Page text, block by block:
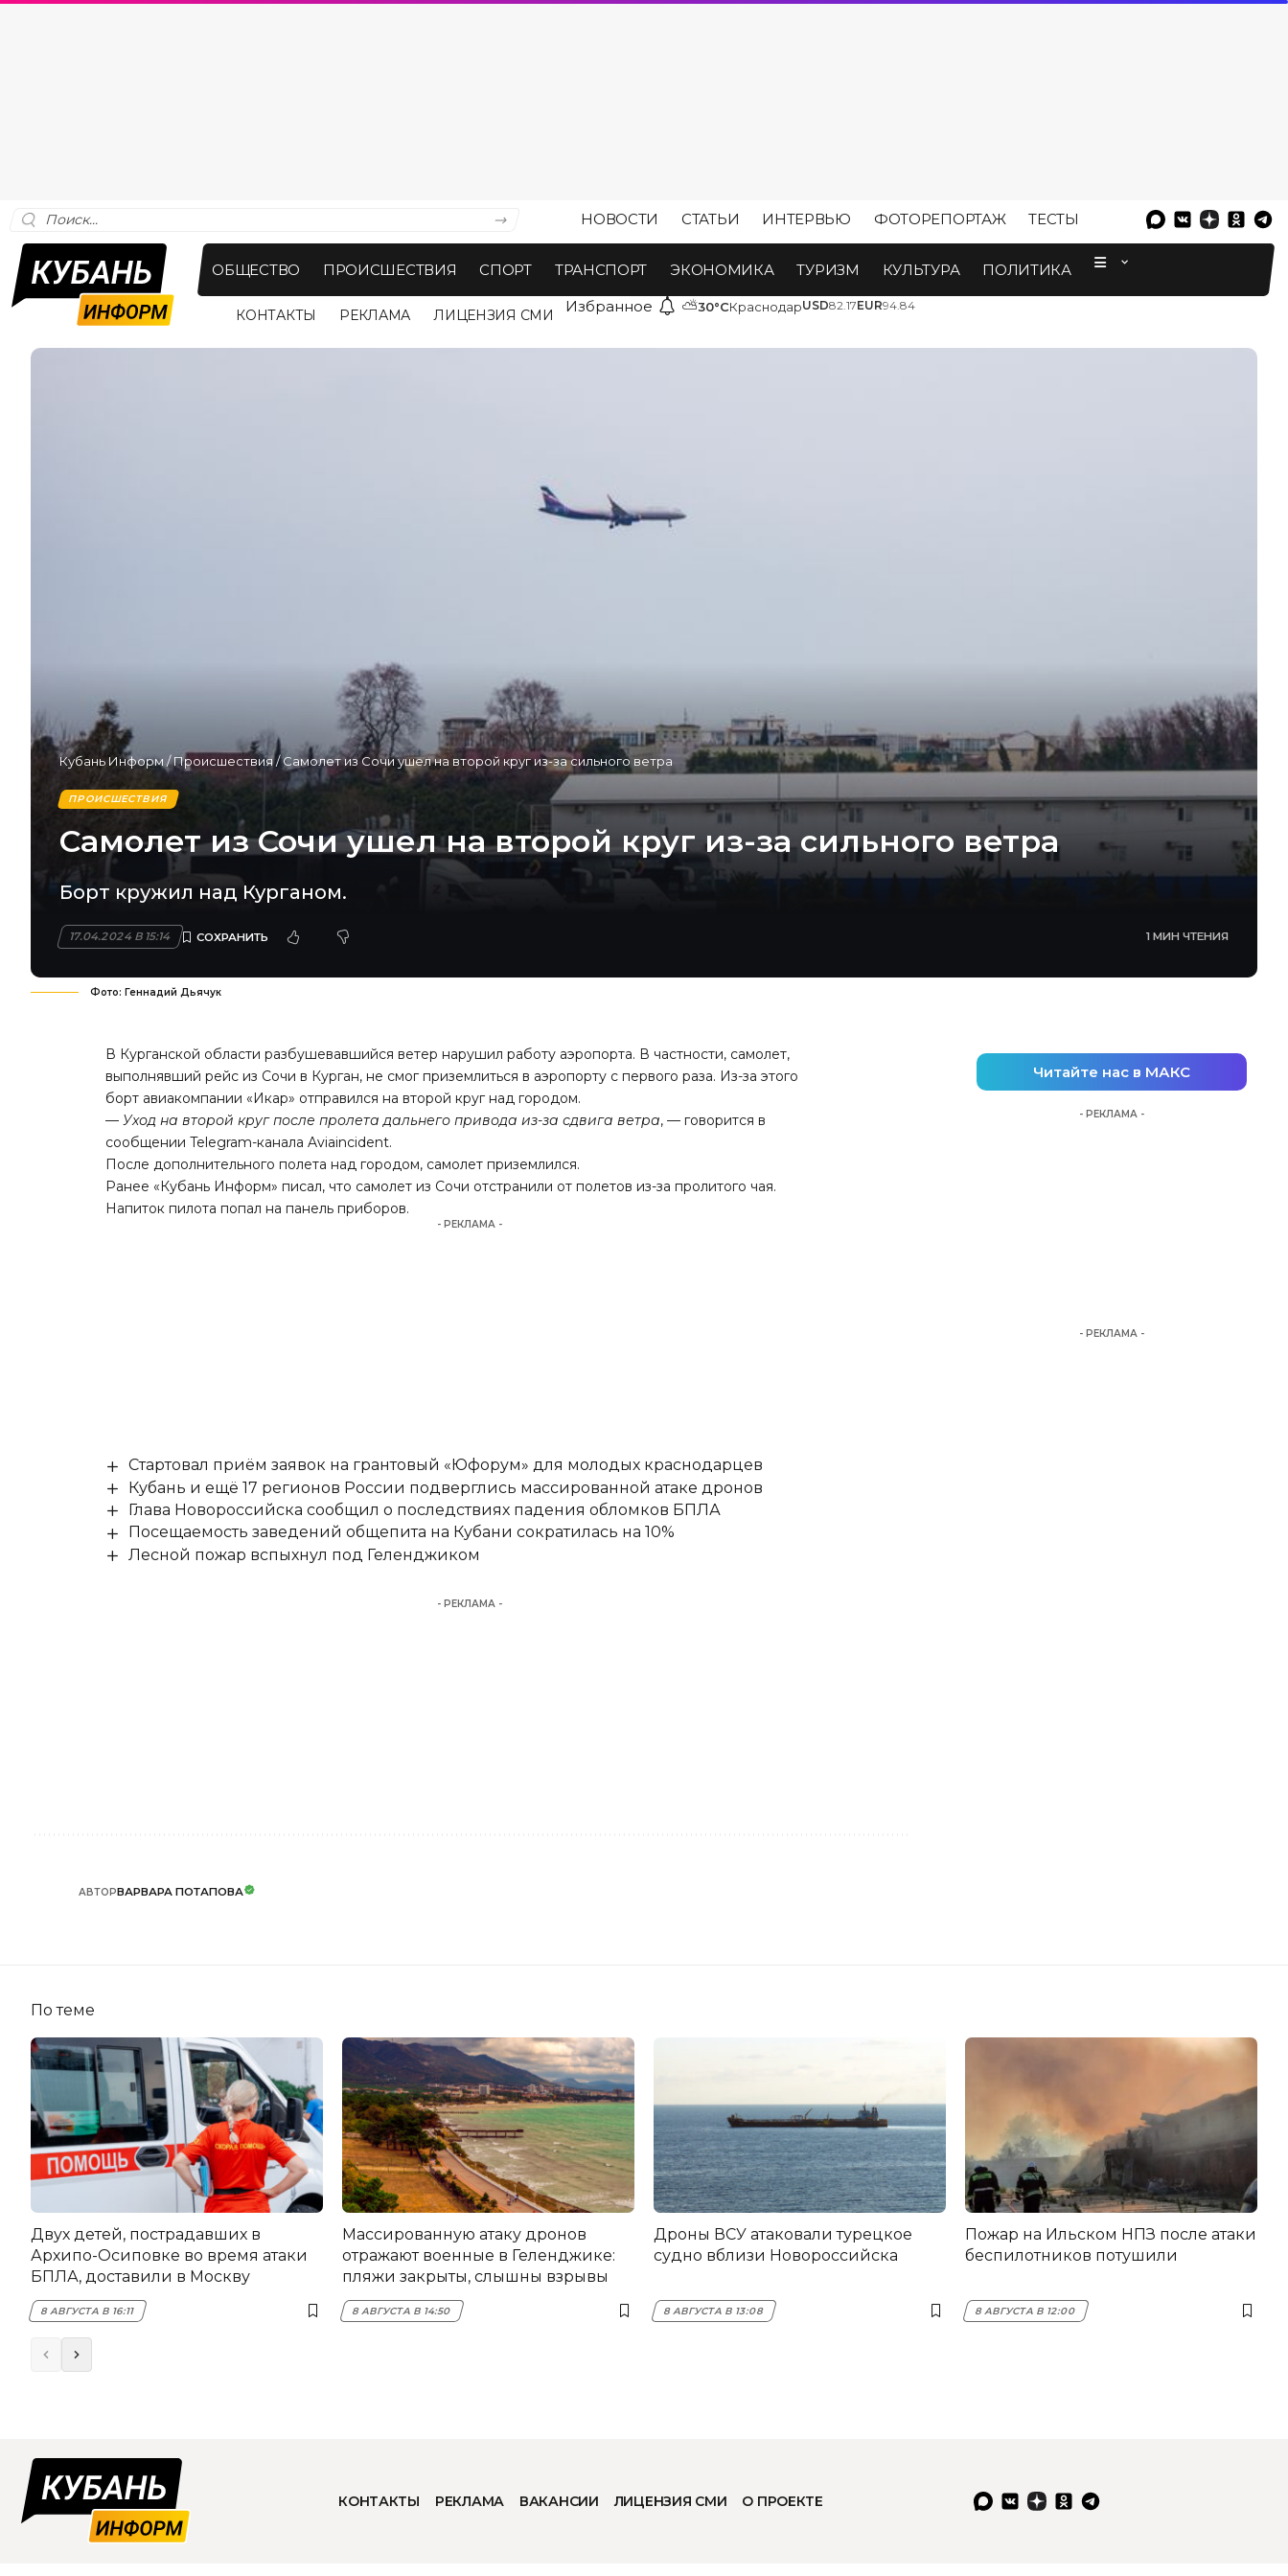
НОВОСТИ СТАТЬИ ИНТЕРВЬЮ ФОТОРЕПОРТАЖ ТЕСТЫ
ОБЩЕСТВО ПРОИСШЕСТВИЯ СПОРТ ТРАНСПОРТ ЭКОНОМИКА ТУРИЗМ КУЛЬТУРА ПОЛИТИКА
КОНТАКТЫ РЕКЛАМА ЛИЦЕНЗИЯ СМИ Избранное ⛅30°CКраснодарUSD82.17EUR94.84
Кубань Информ /Происшествия/Самолет из Сочи ушел на второй круг из-за сильного ветра
ПРОИСШЕСТВИЯ
Самолет из Сочи ушел на второй круг из-за сильного ветра
Борт кружил над Курганом.
17.04.2024 В 15:14 1 МИН ЧТЕНИЯ
Фото: Геннадий Дьячук
В Курганской области разбушевавшийся ветер нарушил работу аэропорта. В частности, самолет,
выполнявший рейс из Сочи в Курган, не смог приземлиться в аэропорту с первого раза. Из-за этого
борт авиакомпании «Икар» отправился на второй круг над городом.
—Уход на второй круг после пролета дальнего привода из-за сдвига ветра, — говорится в
сообщении Telegram-канала Aviaincident.
После дополнительного полета над городом, самолет приземлился.
Ранее «Кубань Информ» писал, что самолет из Сочи отстранили от полетов из-за пролитого чая.
Напиток пилота попал на панель приборов.
- РЕКЛАМА -
Стартовал приём заявок на грантовый «Юфорум» для молодых краснодарцев
Кубань и ещё 17 регионов России подверглись массированной атаке дронов
Глава Новороссийска сообщил о последствиях падения обломков БПЛА
Посещаемость заведений общепита на Кубани сократилась на 10%
Лесной пожар вспыхнул под Геленджиком
- РЕКЛАМА -
АВТОРВАРВАРА ПОТАПОВА
Читайте нас в МАКС
- РЕКЛАМА -
- РЕКЛАМА -
По теме
Двух детей, пострадавших в
Архипо-Осиповке во время атаки
БПЛА, доставили в Москву
8 АВГУСТА В 16:11
Массированную атаку дронов
отражают военные в Геленджике:
пляжи закрыты, слышны взрывы
8 АВГУСТА В 14:50
Дроны ВСУ атаковали турецкое
судно вблизи Новороссийска
8 АВГУСТА В 13:08
Пожар на Ильском НПЗ после атаки
беспилотников потушили
8 АВГУСТА В 12:00
КОНТАКТЫ РЕКЛАМА ВАКАНСИИ ЛИЦЕНЗИЯ СМИ О ПРОЕКТЕ